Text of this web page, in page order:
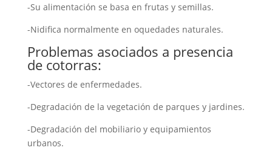
-Su alimentación se basa en frutas y semillas.
-Nidifica normalmente en oquedades naturales.
Problemas asociados a presencia
de cotorras:
-Vectores de enfermedades.
-Degradación de la vegetación de parques y jardines.
-Degradación del mobiliario y equipamientos
urbanos.